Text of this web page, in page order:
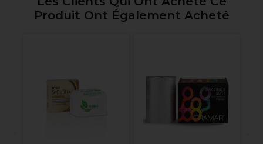
Produit Ont Également Acheté